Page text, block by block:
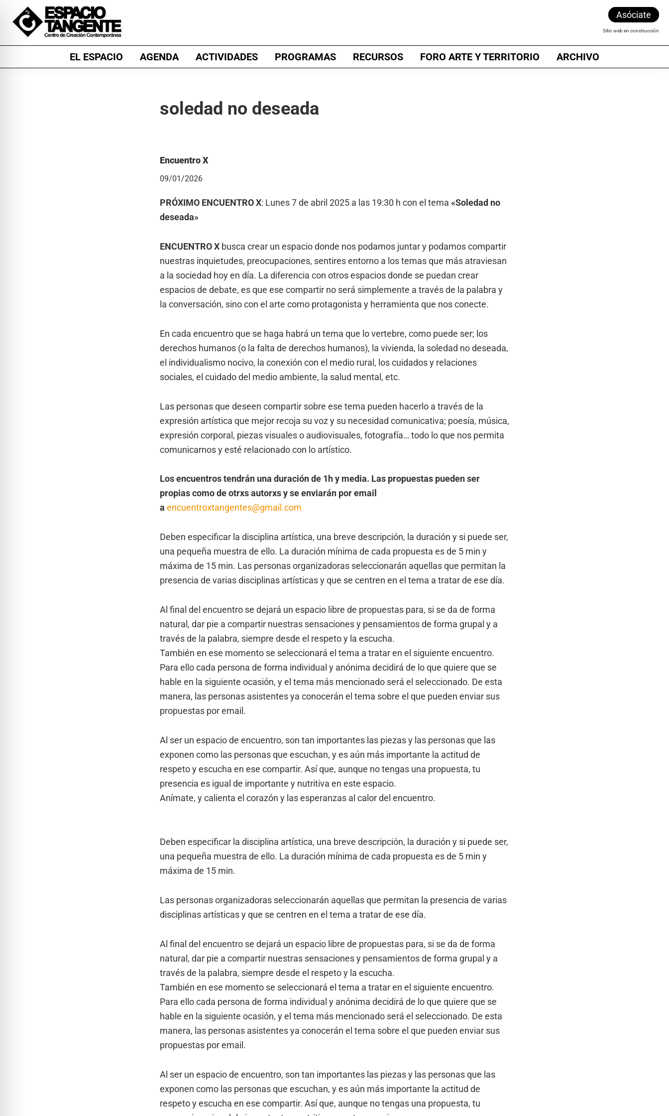
primary
footer
Espacio
Asóciate
Sitio web en construcción
EL ESPACIO AGENDA ACTIVIDADES PROGRAMAS RECURSOS FORO ARTE Y TERRITORIO ARCHIVO
soledad no deseada
Encuentro X
09/01/2026
PRÓXIMO ENCUENTRO X: Lunes 7 de abril 2025 a las 19:30 h con el tema «Soledad no
deseada»
ENCUENTRO X busca crear un espacio donde nos podamos juntar y podamos compartir
nuestras inquietudes, preocupaciones, sentires entorno a los temas que más atraviesan
a la sociedad hoy en día. La diferencia con otros espacios donde se puedan crear
espacios de debate, es que ese compartir no será simplemente a través de la palabra y
la conversación, sino con el arte como protagonista y herramienta que nos conecte.
En cada encuentro que se haga habrá un tema que lo vertebre, como puede ser; los
derechos humanos (o la falta de derechos humanos), la vivienda, la soledad no deseada,
el individualismo nocivo, la conexión con el medio rural, los cuidados y relaciones
sociales, el cuidado del medio ambiente, la salud mental, etc.
Las personas que deseen compartir sobre ese tema pueden hacerlo a través de la
expresión artística que mejor recoja su voz y su necesidad comunicativa; poesía, música,
expresión corporal, piezas visuales o audiovisuales, fotografía… todo lo que nos permita
comunicarnos y esté relacionado con lo artístico.
Los encuentros tendrán una duración de 1h y media. Las propuestas pueden ser
propias como de otrxs autorxs y se enviarán por email
a encuentroxtangentes@gmail.com
Deben especificar la disciplina artística, una breve descripción, la duración y si puede ser,
una pequeña muestra de ello. La duración mínima de cada propuesta es de 5 min y
máxima de 15 min. Las personas organizadoras seleccionarán aquellas que permitan la
presencia de varias disciplinas artísticas y que se centren en el tema a tratar de ese día.
Al final del encuentro se dejará un espacio libre de propuestas para, si se da de forma
natural, dar pie a compartir nuestras sensaciones y pensamientos de forma grupal y a
través de la palabra, siempre desde el respeto y la escucha.
También en ese momento se seleccionará el tema a tratar en el siguiente encuentro.
Para ello cada persona de forma individual y anónima decidirá de lo que quiere que se
hable en la siguiente ocasión, y el tema más mencionado será el seleccionado. De esta
manera, las personas asistentes ya conocerán el tema sobre el que pueden enviar sus
propuestas por email.
Al ser un espacio de encuentro, son tan importantes las piezas y las personas que las
exponen como las personas que escuchan, y es aún más importante la actitud de
respeto y escucha en ese compartir. Así que, aunque no tengas una propuesta, tu
presencia es igual de importante y nutritiva en este espacio.
Anímate, y calienta el corazón y las esperanzas al calor del encuentro.
Deben especificar la disciplina artística, una breve descripción, la duración y si puede ser,
una pequeña muestra de ello. La duración mínima de cada propuesta es de 5 min y
máxima de 15 min.
Las personas organizadoras seleccionarán aquellas que permitan la presencia de varias
disciplinas artísticas y que se centren en el tema a tratar de ese día.
Al final del encuentro se dejará un espacio libre de propuestas para, si se da de forma
natural, dar pie a compartir nuestras sensaciones y pensamientos de forma grupal y a
través de la palabra, siempre desde el respeto y la escucha.
También en ese momento se seleccionará el tema a tratar en el siguiente encuentro.
Para ello cada persona de forma individual y anónima decidirá de lo que quiere que se
hable en la siguiente ocasión, y el tema más mencionado será el seleccionado. De esta
manera, las personas asistentes ya conocerán el tema sobre el que pueden enviar sus
propuestas por email.
Al ser un espacio de encuentro, son tan importantes las piezas y las personas que las
exponen como las personas que escuchan, y es aún más importante la actitud de
respeto y escucha en ese compartir. Así que, aunque no tengas una propuesta, tu